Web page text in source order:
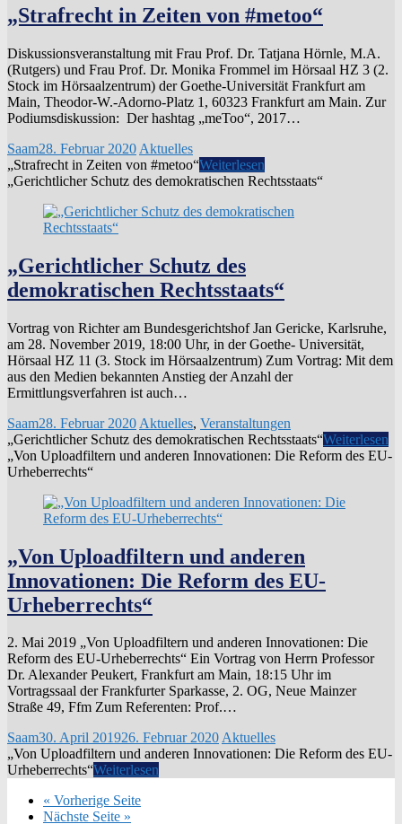
„Strafrecht in Zeiten von #metoo“
Diskussionsveranstaltung mit Frau Prof. Dr. Tatjana Hörnle, M.A.
(Rutgers) und Frau Prof. Dr. Monika Frommel im Hörsaal HZ 3 (2.
Stock im Hörsaalzentrum) der Goethe-Universität Frankfurt am
Main, Theodor-W.-Adorno-Platz 1, 60323 Frankfurt am Main. Zur
Podiumsdiskussion: Der hashtag „meToo“, 2017…
Saam28. Februar 2020 Aktuelles
„Strafrecht in Zeiten von #metoo“Weiterlesen
„Gerichtlicher Schutz des demokratischen Rechtsstaats“
„Gerichtlicher Schutz des
demokratischen Rechtsstaats“
Vortrag von Richter am Bundesgerichtshof Jan Gericke, Karlsruhe,
am 28. November 2019, 18:00 Uhr, in der Goethe- Universität,
Hörsaal HZ 11 (3. Stock im Hörsaalzentrum) Zum Vortrag: Mit dem
aus den Medien bekannten Anstieg der Anzahl der
Ermittlungsverfahren ist auch…
Saam28. Februar 2020 Aktuelles, Veranstaltungen
„Gerichtlicher Schutz des demokratischen Rechtsstaats“Weiterlesen
„Von Uploadfiltern und anderen Innovationen: Die Reform des EU-
Urheberrechts“
„Von Uploadfiltern und anderen
Innovationen: Die Reform des EU-
Urheberrechts“
2. Mai 2019 „Von Uploadfiltern und anderen Innovationen: Die
Reform des EU-Urheberrechts“ Ein Vortrag von Herrn Professor
Dr. Alexander Peukert, Frankfurt am Main, 18:15 Uhr im
Vortragssaal der Frankfurter Sparkasse, 2. OG, Neue Mainzer
Straße 49, Ffm Zum Referenten: Prof.…
Saam30. April 201926. Februar 2020Aktuelles
„Von Uploadfiltern und anderen Innovationen: Die Reform des EU-
Urheberrechts“Weiterlesen
« Vorherige Seite
Nächste Seite »